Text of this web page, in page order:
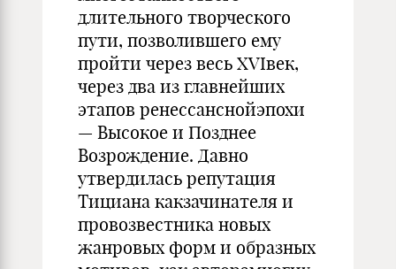
длительного творческого
пути, позволившего ему
пройти через весь XVIвек,
через два из главнейших
этапов ренессанснойэпохи
— Высокое и Позднее
Возрождение. Давно
утвердилась репутация
Тициана какзачинателя и
провозвестника новых
жанровых форм и образных